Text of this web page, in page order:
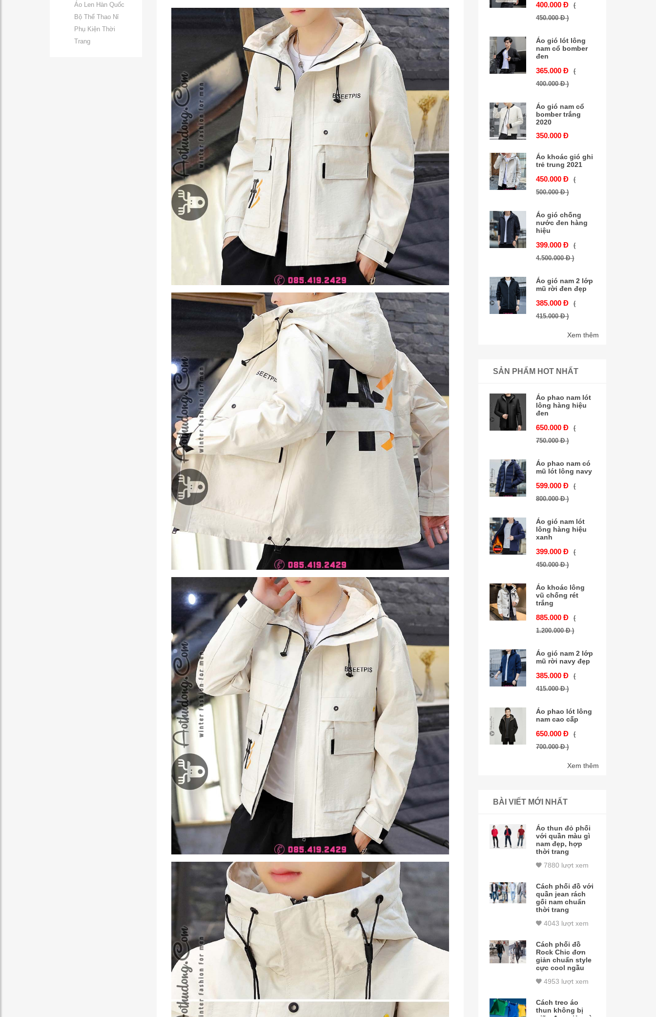
Áo Len Hàn Quốc
Bộ Thể Thao Nỉ
Phụ Kiện Thời
Trang
400.000 Đ
(
450.000 Đ )
Áo gió lót lông
nam cổ bomber
đen
365.000 Đ
(
400.000 Đ )
Áo gió nam cổ
bomber trắng
2020
350.000 Đ
Áo khoác gió ghi
trẻ trung 2021
450.000 Đ
(
500.000 Đ )
Áo gió chống
nước đen hàng
hiệu
399.000 Đ
(
4.500.000 Đ )
Áo gió nam 2 lớp
mũ rời đen đẹp
385.000 Đ
(
415.000 Đ )
Xem thêm
SẢN PHẨM HOT NHẤT
Áo phao nam lót
lông hàng hiệu
đen
650.000 Đ
(
750.000 Đ )
Áo phao nam có
mũ lót lông navy
599.000 Đ
(
800.000 Đ )
Áo gió nam lót
lông hàng hiệu
xanh
399.000 Đ
(
450.000 Đ )
Áo khoác lông
vũ chống rét
trắng
885.000 Đ
(
1.200.000 Đ )
Áo gió nam 2 lớp
mũ rời navy đẹp
385.000 Đ
(
415.000 Đ )
Áo phao lót lông
nam cao cấp
650.000 Đ
(
700.000 Đ )
Xem thêm
BÀI VIẾT MỚI NHẤT
Áo thun đỏ phối
với quần màu gì
nam đẹp, hợp
thời trang
7880 lượt xem
Cách phối đồ với
quần jean rách
gối nam chuẩn
thời trang
4043 lượt xem
Cách phối đồ
Rock Chic đơn
giản chuẩn style
cực cool ngầu
4953 lượt xem
Cách treo áo
thun không bị